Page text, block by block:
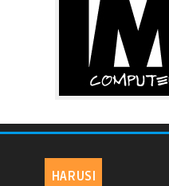
HARUSI